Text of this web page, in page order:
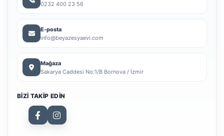
0232 400 23 56
E-posta
info@beyazesyaevi.com
Mağaza
Sakarya Caddesi No:1/B Bornova / İzmir
BIZI TAKIP EDIN